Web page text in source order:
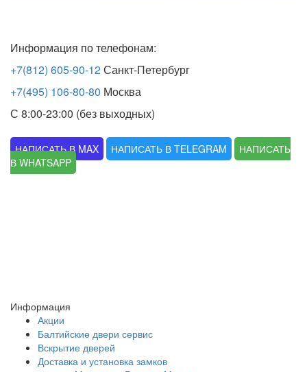
Информация по телефонам:
+7(812) 605-90-12Санкт-Петербург
+7(495) 106-80-80 Москва
С 8:00-23:00 (без выходных)
НАПИСАТЬ В MAX НАПИСАТЬ В TELEGRAM
НАПИСАТЬ
В WHATSAPP
Информация
Акции
Балтийские двери сервис
Вскрытие дверей
Доставка и установка замков